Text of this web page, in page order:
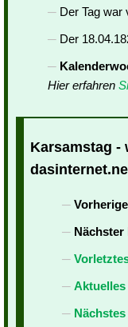
Der Tag war
Der
Hier erfahren
Karsamstag -
Nächster
Aktuelles